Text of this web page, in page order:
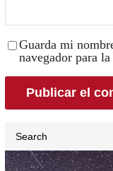
Guarda mi
navegador para